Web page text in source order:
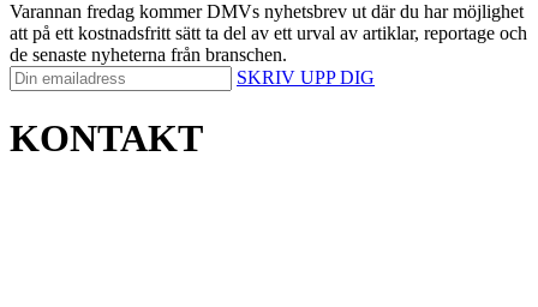
Varannan fredag kommer DMVs nyhetsbrev ut där du har möjlighet
att på ett kostnadsfritt sätt ta del av ett urval av artiklar, reportage och
de senaste nyheterna från branschen.
SKRIV UPP DIG
KONTAKT